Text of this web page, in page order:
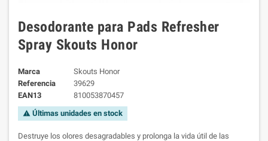
Desodorante para Pads Refresher
Spray Skouts Honor
Marca
Skouts Honor
Referencia
39629
EAN13
810053870457
warning Últimas unidades en stock
Destruye los olores desagradables y prolonga la vida útil de las